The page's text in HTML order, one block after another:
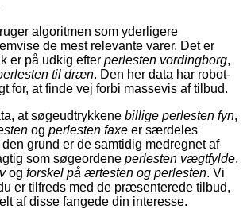
algoritmen som yderligere
de mest relevante varer. Det er
er på udkig efter perlesten vordingborg,
til dræn. Den her data har robot-
for, at finde vej forbi massevis af tilbud.
at søgeudtrykkene billige perlesten fyn,
og perlesten faxe er særdeles
grund er de samtidig medregnet af
som søgeordene perlesten vægtfylde,
og forskel på ærtesten og perlesten. Vi
er tilfreds med de præsenterede tilbud,
af disse fangede din interesse.